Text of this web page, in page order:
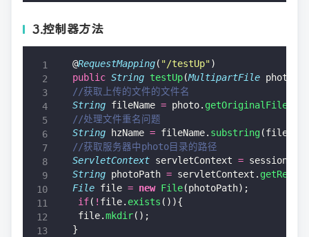
3.控制器方法
@RequestMapping( "/testUp")
public String testUp(MultipartFile photo,
//获取上传的文件的文件名
String fileName = photo. getOriginalFilename
//处理文件重名问题
String hzName = fileName. substring
//获取服务器中photo目录的路径
ServletContext servletContext = session.
String photoPath = servletContext.
File file = new File(photoPath);
if( ! file. exists ()){
file.mkdir();
}